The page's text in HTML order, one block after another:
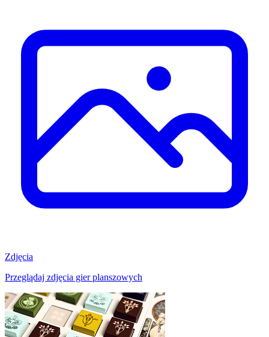
Zdjęcia
Przeglądaj zdjęcia gier planszowych